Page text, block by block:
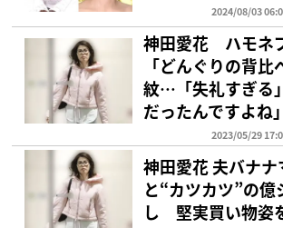
2024/08/03
神田愛花 ハモネ
「どんぐりの背
紋…「失礼すぎる
だったんですよね」
2023/05/29
神田愛花 夫バナ
と“カツカツ”の億
し 堅実買い物姿